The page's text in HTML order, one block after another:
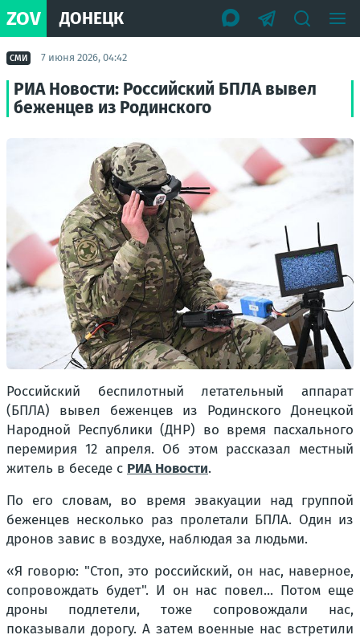
ZOV ДОНЕЦК
СМИ 7 июня 2026, 04:42
РИА Новости: Российский БПЛА вывел
беженцев из Родинского
Российский беспилотный летательный аппарат
(БПЛА) вывел беженцев из Родинского Донецкой
Народной Республики (ДНР) во время пасхального
перемирия 12 апреля. Об этом рассказал местный
житель в беседе с РИА Новости.
По его словам, во время эвакуации над группой
беженцев несколько раз пролетали БПЛА. Один из
дронов завис в воздухе, наблюдая за людьми.
«Я говорю: "Стоп, это российский, он нас, наверное,
сопровождать будет". И он нас повел... Потом еще
дроны подлетели, тоже сопровождали нас,
показывали дорогу. А затем военные нас встретили